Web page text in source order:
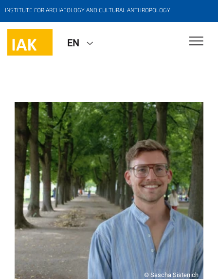
INSTITUTE FOR ARCHAEOLOGY AND CULTURAL ANTHROPOLOGY
EN
© Sascha Sistenich